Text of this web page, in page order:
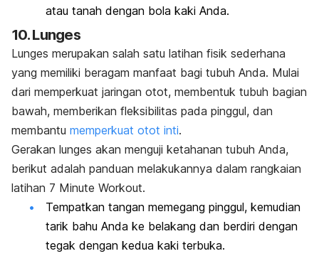
atau tanah dengan bola kaki Anda.
10.Lunges
Lunges merupakan salah satu latihan fisik sederhana
yang memiliki beragam manfaat bagi tubuh Anda. Mulai
dari memperkuat jaringan otot, membentuk tubuh bagian
bawah, memberikan fleksibilitas pada pinggul, dan
membantu memperkuat otot inti.
Gerakan lunges akan menguji ketahanan tubuh Anda,
berikut adalah panduan melakukannya dalam rangkaian
latihan 7 Minute Workout.
Tempatkan tangan memegang pinggul, kemudian
tarik bahu Anda ke belakang dan berdiri dengan
tegak dengan kedua kaki terbuka.